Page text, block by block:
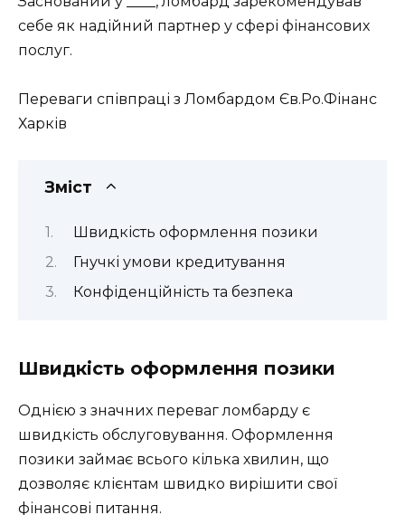
себе як надійний партнер у сфері фінансових
послуг.
Переваги співпраці з Ломбардом Єв.Ро.Фінанс
Харків
Зміст
Швидкість оформлення позики
Гнучкі умови кредитування
Конфіденційність та безпека
Швидкість оформлення позики
Однією з значних переваг ломбарду є
швидкість обслуговування. Оформлення
позики займає всього кілька хвилин, що
дозволяє клієнтам швидко вирішити свої
фінансові питання.